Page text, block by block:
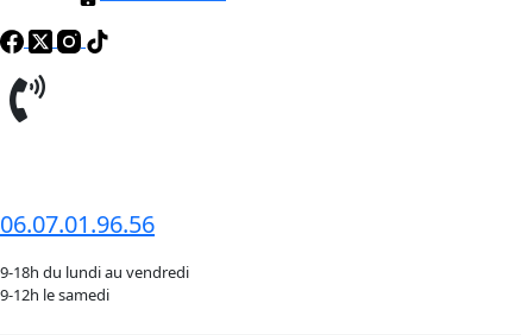
06.07.01.96.56
9-18h du lundi au vendredi
9-12h le samedi